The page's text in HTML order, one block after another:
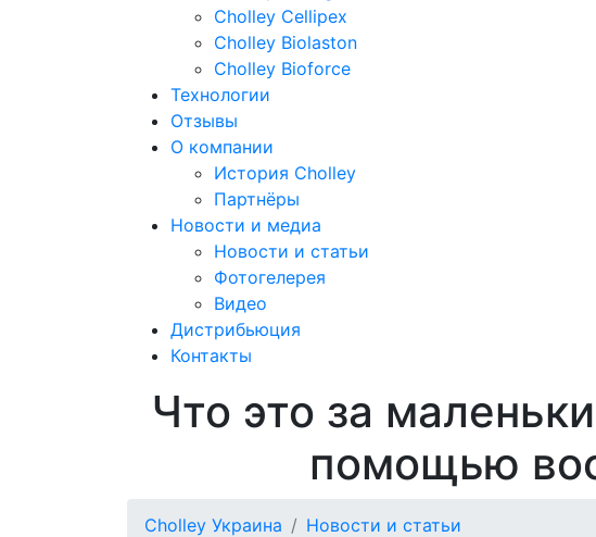
Cholley Cellipex
Cholley Biolaston
Cholley Bioforce
Технологии
Отзывы
О компании
История Cholley
Партнёры
Новости и медиа
Новости и статьи
Фотогелерея
Видео
Дистрибьюция
Контакты
Что это за
помощью
Cholley Украина Новости и статьи